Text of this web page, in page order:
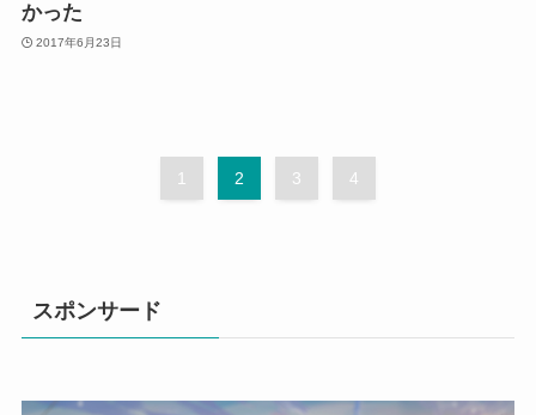
かった
2017年6月23日
1 2 3 4
スポンサード